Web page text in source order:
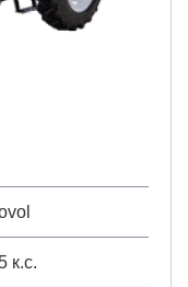
к.с.